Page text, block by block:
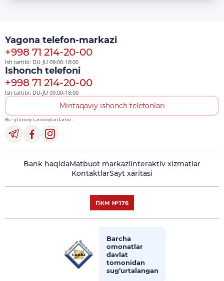
Yagona telefon-markazi
+998 71 214-20-00
Ish tartibi: DU-JU 09:00-18:00
Ishonch telefoni
+998 71 214-20-00
Ish tartibi: DU-JU 09:00-18:00
Mintaqaviy ishonch telefonlari
Biz ijtimoiy tarmoqlardamiz:
Bank haqidaMatbuot markaziInteraktiv xizmatlar
KontaktlarSayt xaritasi
Barcha
omonatlar
davlat
tomonidan
sug‘urtalangan